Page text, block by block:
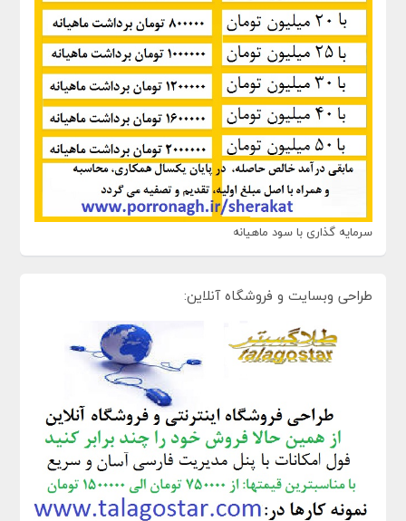
سرمایه گذاری با سود ماهیانه
طراحی وبسایت و فروشگاه آنلاین: